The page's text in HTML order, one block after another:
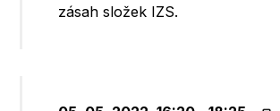
zásah složek IZS.